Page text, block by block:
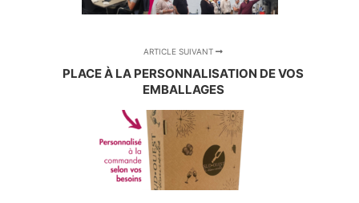
ARTICLE SUIVANT
PLACE À LA PERSONNALISATION DE VOS
EMBALLAGES